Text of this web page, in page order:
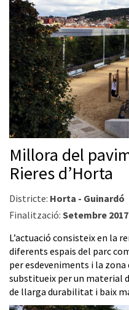
Millora del
Rieres d’Horta
Districte: Horta - Guinardó
Finalització: Setembre 2017
L’actuació consisteix en la
diferents espais del parc
per esdeveniments i la
substitueix per un material
de llarga durabilitat i baix